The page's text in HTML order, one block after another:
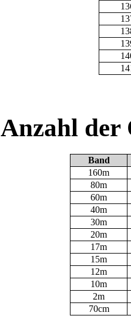
Anzahl der
Band
160m
80m
60m
40m
30m
20m
17m
15m
12m
10m
2m
70cm